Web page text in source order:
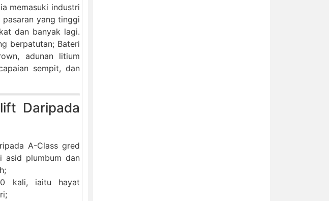
memasuki industri
pasaran yang tinggi
dan banyak lagi.
berpatutan; Bateri
adunan litium
sempit, dan
Daripada
A-Class gred
asid plumbum dan
kali, iaitu hayat